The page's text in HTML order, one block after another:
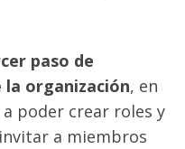
paso de
organización, en
a poder crear roles y
a miembros